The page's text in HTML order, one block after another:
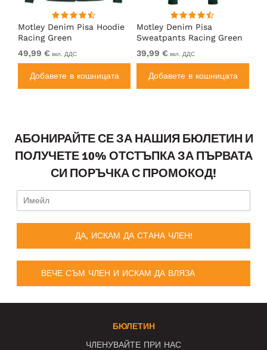
Motley Denim Pisa Hoodie
Racing Green
49,99 € вкл. ДДС
Добавете в кошницата
Motley Denim Pisa
Sweatpants Racing Green
39,99 € вкл. ДДС
Добавете в кошницата
АБОНИРАЙТЕ СЕ ЗА НАШИЯ БЮЛЕТИН И
ПОЛУЧЕТЕ 10% ОТСТЪПКА ЗА ПЪРВАТА
СИ ПОРЪЧКА С ПРОМОКОД!
ДА, ИСКАМ ДА СТАНА ЧЛЕН!
ВЕЧЕ СЪМ ЧЛЕН И ИСКАМ ДА ВЛЯЗА
БЮЛЕТИН
ЧЛЕНУВАЙТЕ ПРИ НАС